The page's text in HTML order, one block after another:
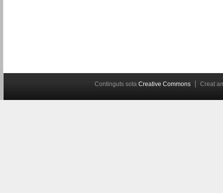
Continguts sota Creative Commons Creat